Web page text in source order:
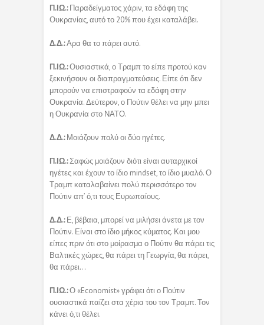
Π.ΙΩ.:Παραδείγματος χάριν, τα εδάφη της
Ουκρανίας, αυτό το 20% που έχει καταλάβει.
Δ.Δ.:Αρα θα το πάρει αυτό.
Π.ΙΩ.:Ουσιαστικά, ο Τραμπ το είπε προτού καν
ξεκινήσουν οι διαπραγματεύσεις. Είπε ότι δεν
μπορούν να επιστραφούν τα εδάφη στην
Ουκρανία. Δεύτερον, ο Πούτιν θέλει να μην μπει
η Ουκρανία στο ΝΑΤΟ.
Δ.Δ.:Μοιάζουν πολύ οι δύο ηγέτες.
Π.ΙΩ.:Σαφώς μοιάζουν διότι είναι αυταρχικοί
ηγέτες και έχουν το ίδιο mindset, το ίδιο μυαλό. Ο
Τραμπ καταλαβαίνει πολύ περισσότερο τον
Πούτιν απ’ ό,τι τους Ευρωπαίους.
Δ.Δ.:Ε, βέβαια, μπορεί να μιλήσει άνετα με τον
Πούτιν. Είναι στο ίδιο μήκος κύματος. Και μου
είπες πριν ότι στο μοίρασμα ο Πούτιν θα πάρει τις
Βαλτικές χώρες, θα πάρει τη Γεωργία, θα πάρει,
θα πάρει…
Π.ΙΩ.:Ο «Economist» γράφει ότι ο Πούτιν
ουσιαστικά παίζει στα χέρια του τον Τραμπ. Τον
κάνει ό,τι θέλει.